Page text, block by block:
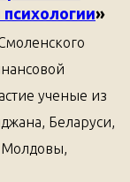
»
ученые из
Беларуси,
Молдовы,